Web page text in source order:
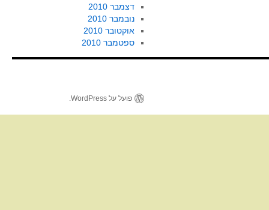
דצמבר 2010
נובמבר 2010
אוקטובר 2010
ספטמבר 2010
פועל על WordPress.